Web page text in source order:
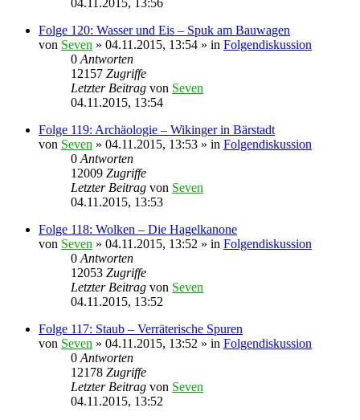
Folge 120: Wasser und Eis – Spuk am Bauwagen
von Seven » 04.11.2015, 13:54 » in Folgendiskussion
0 Antworten
12157 Zugriffe
Letzter Beitrag von Seven
04.11.2015, 13:54
Folge 119: Archäologie – Wikinger in Bärstadt
von Seven » 04.11.2015, 13:53 » in Folgendiskussion
0 Antworten
12009 Zugriffe
Letzter Beitrag von Seven
04.11.2015, 13:53
Folge 118: Wolken – Die Hagelkanone
von Seven » 04.11.2015, 13:52 » in Folgendiskussion
0 Antworten
12053 Zugriffe
Letzter Beitrag von Seven
04.11.2015, 13:52
Folge 117: Staub – Verräterische Spuren
von Seven » 04.11.2015, 13:52 » in Folgendiskussion
0 Antworten
12178 Zugriffe
Letzter Beitrag von Seven
04.11.2015, 13:52